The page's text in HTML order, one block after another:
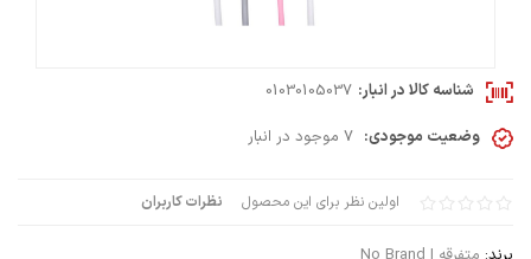
اولین نظر برای این محصول نظرات کاربران
شناسه کالا در انبار: 01030105037
وضعیت موجودی: 7 موجود در انبار